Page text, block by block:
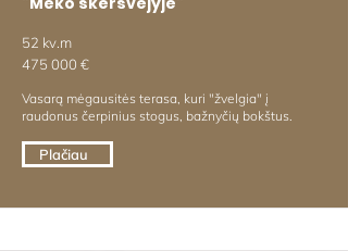
52 kv.m
475 000 €
Vasarą mėgausitės terasa, kuri "žvelgia" į
raudonus čerpinius stogus, bažnyčių bokštus.
Plačiau